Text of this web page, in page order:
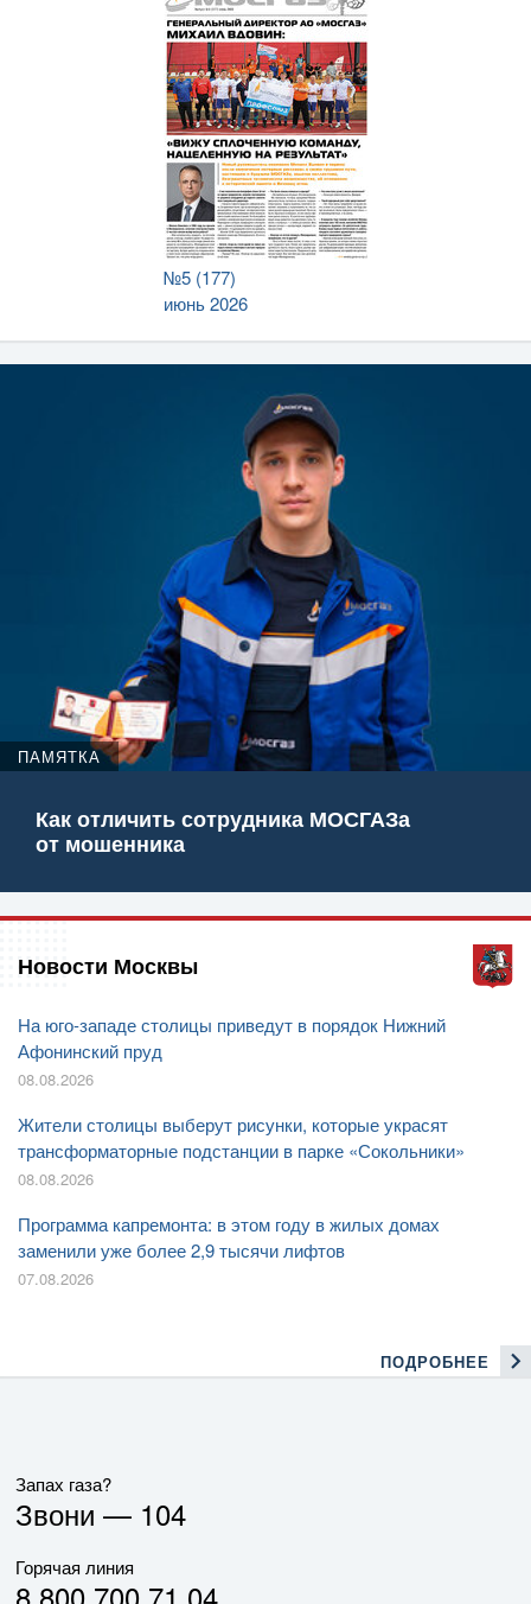
№5 (177)
июнь 2026
ПАМЯТКА
Как отличить сотрудника МОСГАЗа
от мошенника
Новости Москвы
На юго-западе столицы приведут в порядок Нижний
Афонинский пруд
08.08.2026
Жители столицы выберут рисунки, которые украсят
трансформаторные подстанции в парке «Сокольники»
08.08.2026
Программа капремонта: в этом году в жилых домах
заменили уже более 2,9 тысячи лифтов
07.08.2026
ПОДРОБНЕЕ
Запах газа?
Звони — 104
Горячая линия